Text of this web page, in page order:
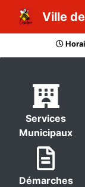
Ville
Services
Municipaux
Démarches